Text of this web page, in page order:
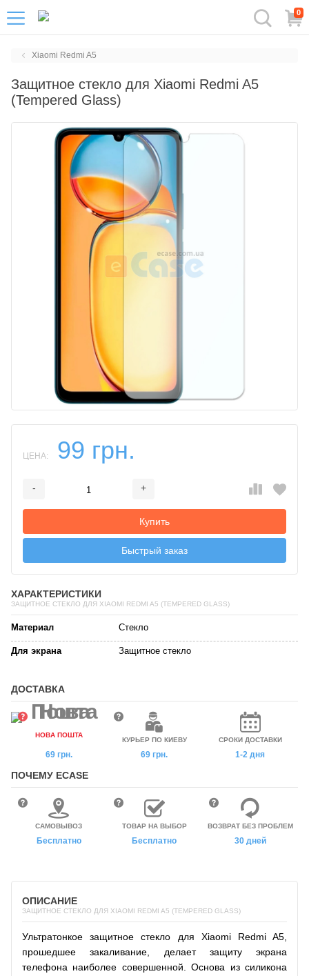
0
Xiaomi Redmi A5
Защитное стекло для Xiaomi Redmi A5
(Tempered Glass)
ЦЕНА: 99 грн.
- +
Купить
Быстрый заказ
ХАРАКТЕРИСТИКИ
ЗАЩИТНОЕ СТЕКЛО ДЛЯ XIAOMI REDMI A5 (TEMPERED GLASS)
Материал Стекло
Для экрана Защитное стекло
ДОСТАВКА
НОВА ПОШТА
69 грн.
КУРЬЕР ПО КИЕВУ
69 грн.
СРОКИ ДОСТАВКИ
1-2 дня
ПОЧЕМУ ECASE
САМОВЫВОЗ
Бесплатно
ТОВАР НА ВЫБОР
Бесплатно
ВОЗВРАТ БЕЗ ПРОБЛЕМ
30 дней
ОПИСАНИЕ
ЗАЩИТНОЕ СТЕКЛО ДЛЯ XIAOMI REDMI A5 (TEMPERED GLASS)
Ультратонкое защитное стекло для Xiaomi Redmi A5,
прошедшее закаливание, делает защиту экрана
телефона наиболее совершенной. Основа из силикона